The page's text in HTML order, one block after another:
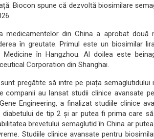
Biocon spune că dezvoltă biosimilare
medicamentelor din China a aprobat două
în greutate. Primul este un biosimilar
Medicine în Hangzhou. Al doilea este
Corporation din Shanghai.
pregătite să intre pe piața semaglutidului
companii au lansat studii clinice avansate
Engineering, a finalizat studiile clinice
de tip 2 și ar putea fi prima care
brevetului semaglutid în China ar
Studiile clinice avansate pentru